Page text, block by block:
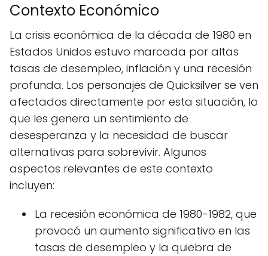
Contexto Económico
La crisis económica de la década de 1980 en
Estados Unidos estuvo marcada por altas
tasas de desempleo, inflación y una recesión
profunda. Los personajes de Quicksilver se ven
afectados directamente por esta situación, lo
que les genera un sentimiento de
desesperanza y la necesidad de buscar
alternativas para sobrevivir. Algunos
aspectos relevantes de este contexto
incluyen:
La recesión económica de 1980-1982, que
provocó un aumento significativo en las
tasas de desempleo y la quiebra de